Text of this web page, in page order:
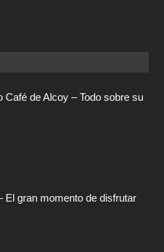
Café de Alcoy – Todo sobre su
El gran momento de disfrutar